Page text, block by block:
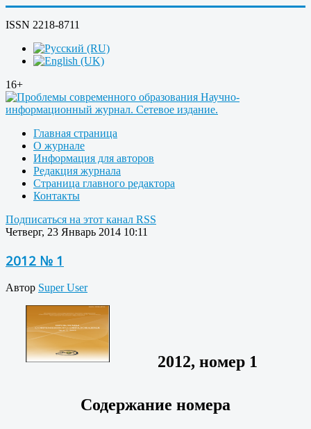
ISSN 2218-8711
16+
Главная страница
О журнале
Информация для авторов
Редакция журнала
Страница главного редактора
Контакты
Подписаться на этот канал RSS
Четверг, 23 Январь 2014 10:11
2012 № 1
Автор Super User
2012, номер 1
Содержание номера